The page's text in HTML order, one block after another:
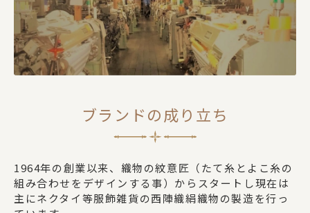
ブランドの成り立ち
1964年の創業以来、織物の紋意匠（たて糸とよこ糸の
組み合わせをデザインする事）からスタートし現在は
主にネクタイ等服飾雑貨の西陣織絹織物の製造を行っ